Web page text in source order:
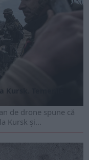
Kursk. Temerile
de drone spune că
Kursk și...